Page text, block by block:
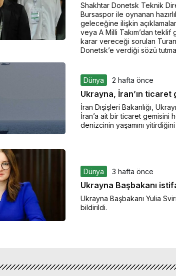
Shakhtar Donetsk Teknik
Bursaspor ile oynanan
geleceğine ilişkin
veya A Milli Takım’dan teklif
karar vereceği sorulan
Donetsk’e verdiği sözü
Dünya 2 hafta önce
Ukrayna, İran’ın ticaret
İran Dışişleri Bakanlığı,
İran’a ait bir ticaret gemisini
denizcinin yaşamını
Dünya 3 hafta önce
Ukrayna Başbakanı
Ukrayna Başbakanı Yulia
bildirildi.